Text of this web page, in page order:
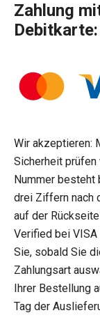
Zahlung
Debitkarte:
Wir akzeptieren:
Sicherheit prüfen
Nummer besteht
drei Ziffern nach
auf der
Verified bei VISA
Sie, sobald Sie
Zahlungsart
Ihrer Bestellung
Tag der